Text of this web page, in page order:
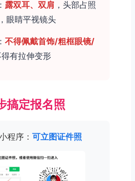
露双耳、双肩 ，头部占照
眼睛平视镜头
不得佩戴首饰/粗框眼镜/
得有拉伸变形
搞定报名照
程序： 可立图证件照